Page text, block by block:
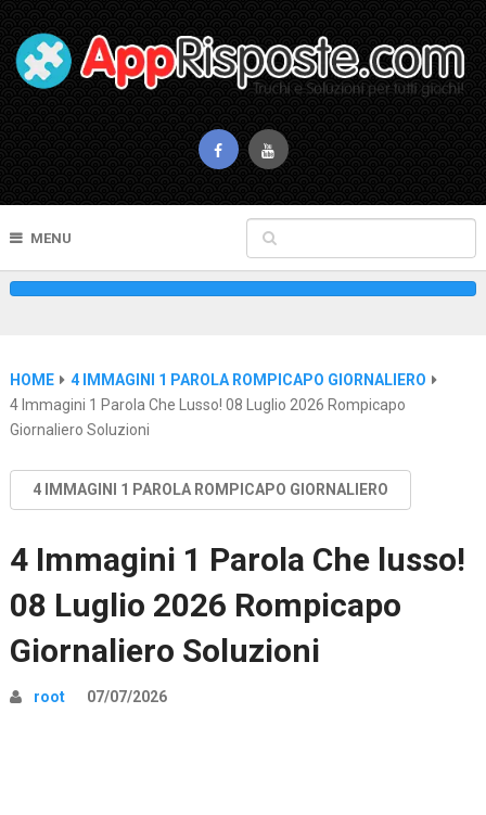
MENU
HOME
4 IMMAGINI 1 PAROLA ROMPICAPO GIORNALIERO
4 Immagini 1 Parola Che Lusso! 08 Luglio 2026 Rompicapo
Giornaliero Soluzioni
4 IMMAGINI 1 PAROLA ROMPICAPO GIORNALIERO
4 Immagini 1 Parola Che lusso!
08 Luglio 2026 Rompicapo
Giornaliero Soluzioni
root 07/07/2026